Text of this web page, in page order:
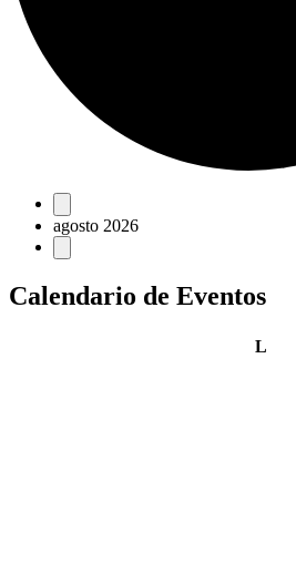
Eventos
agosto 2026
Calendario de Eventos
Llunes